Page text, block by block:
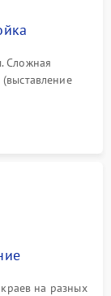
Сложная
прижима
на разных